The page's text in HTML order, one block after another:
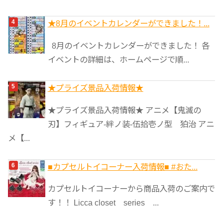
★8月のイベントカレンダーができました！...
8月のイベントカレンダーができました！ 各
イベントの詳細は、ホームページで順...
★プライズ景品入荷情報★
★プライズ景品入荷情報★ アニメ【鬼滅の
刃】フィギュア-絆ノ装-伍拾壱ノ型 狛治 アニ
メ【...
■カプセルトイコーナー入荷情報■ #おた...
カプセルトイコーナーから商品入荷のご案内で
す！！ Licca closet series ...